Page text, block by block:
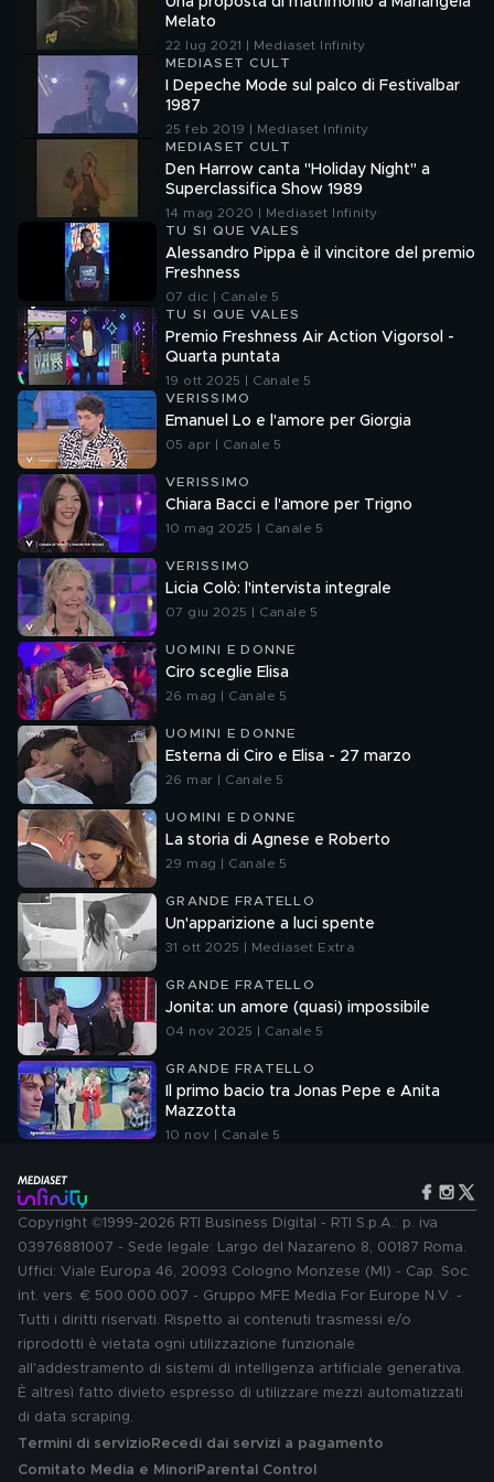
Melato
22 lug 2021 | Mediaset Infinity
MEDIASET CULT
I Depeche Mode sul palco di Festivalbar
1987
25 feb 2019 | Mediaset Infinity
MEDIASET CULT
Den Harrow canta "Holiday Night" a
Superclassifica Show 1989
14 mag 2020 | Mediaset Infinity
TU SI QUE VALES
Alessandro Pippa è il vincitore del premio
Freshness
07 dic | Canale 5
TU SI QUE VALES
Premio Freshness Air Action Vigorsol -
Quarta puntata
19 ott 2025 | Canale 5
VERISSIMO
Emanuel Lo e l'amore per Giorgia
05 apr | Canale 5
VERISSIMO
Chiara Bacci e l'amore per Trigno
10 mag 2025 | Canale 5
VERISSIMO
Licia Colò: l'intervista integrale
07 giu 2025 | Canale 5
UOMINI E DONNE
Ciro sceglie Elisa
26 mag | Canale 5
UOMINI E DONNE
Esterna di Ciro e Elisa - 27 marzo
26 mar | Canale 5
UOMINI E DONNE
La storia di Agnese e Roberto
29 mag | Canale 5
GRANDE FRATELLO
Un'apparizione a luci spente
31 ott 2025 | Mediaset Extra
GRANDE FRATELLO
Jonita: un amore (quasi) impossibile
04 nov 2025 | Canale 5
GRANDE FRATELLO
Il primo bacio tra Jonas Pepe e Anita
Mazzotta
10 nov | Canale 5
Copyright ©1999-2026 RTI Business Digital - RTI S.p.A.: p. iva
03976881007 - Sede legale: Largo del Nazareno 8, 00187 Roma.
Uffici: Viale Europa 46, 20093 Cologno Monzese (MI) - Cap. Soc.
int. vers. € 500.000.007 - Gruppo MFE Media For Europe N.V. -
Tutti i diritti riservati. Rispetto ai contenuti trasmessi e/o
riprodotti è vietata ogni utilizzazione funzionale
all'addestramento di sistemi di intelligenza artificiale generativa.
È altresì fatto divieto espresso di utilizzare mezzi automatizzati
di data scraping.
Termini di servizio Recedi dai servizi a pagamento
Comitato Media e MinoriParental Control